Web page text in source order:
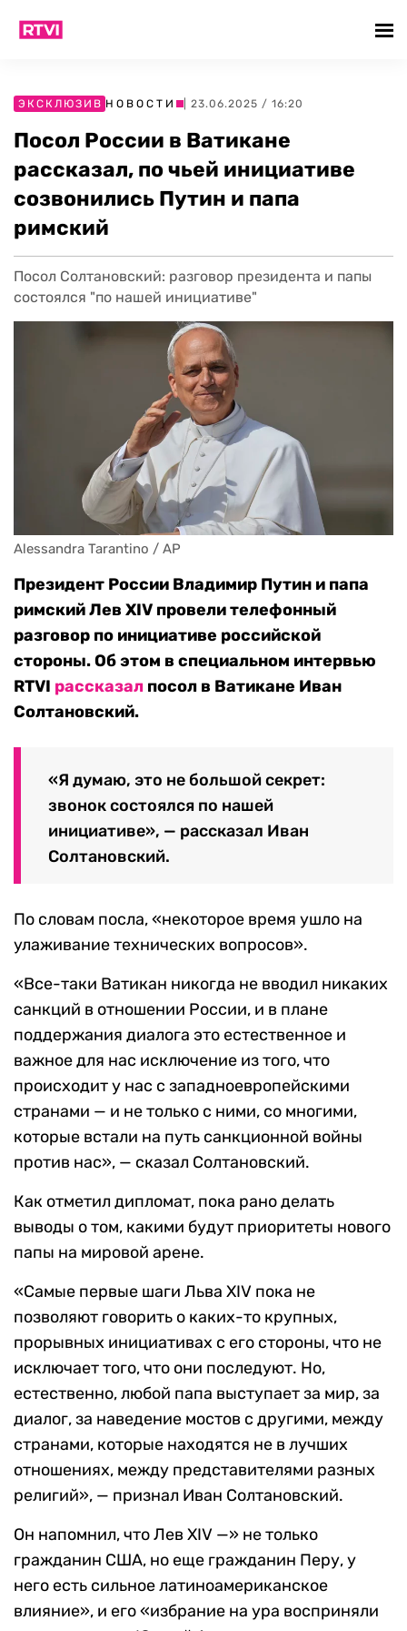
ЭКСКЛЮЗИВ НОВОСТИ | 23.06.2025 / 16:20
Посол России в Ватикане
рассказал, по чьей инициативе
созвонились Путин и папа
римский
Посол Солтановский: разговор президента и папы
состоялся "по нашей инициативе"
Alessandra Tarantino / AP
Президент России Владимир Путин и папа
римский Лев XIV провели телефонный
разговор по инициативе российской
стороны. Об этом в специальном интервью
RTVI рассказал посол в Ватикане Иван
Солтановский.
«Я думаю, это не большой секрет:
звонок состоялся по нашей
инициативе», — рассказал Иван
Солтановский.
По словам посла, «некоторое время ушло на
улаживание технических вопросов».
«Все-таки Ватикан никогда не вводил никаких
санкций в отношении России, и в плане
поддержания диалога это естественное и
важное для нас исключение из того, что
происходит у нас с западноевропейскими
странами — и не только с ними, со многими,
которые встали на путь санкционной войны
против нас», — сказал Солтановский.
Как отметил дипломат, пока рано делать
выводы о том, какими будут приоритеты нового
папы на мировой арене.
«Самые первые шаги Льва XIV пока не
позволяют говорить о каких-то крупных,
прорывных инициативах с его стороны, что не
исключает того, что они последуют. Но,
естественно, любой папа выступает за мир, за
диалог, за наведение мостов с другими, между
странами, которые находятся не в лучших
отношениях, между представителями разных
религий», — признал Иван Солтановский.
Он напомнил, что Лев XIV —» не только
гражданин США, но еще гражданин Перу, у
него есть сильное латиноамериканское
влияние», и его «избрание на ура восприняли